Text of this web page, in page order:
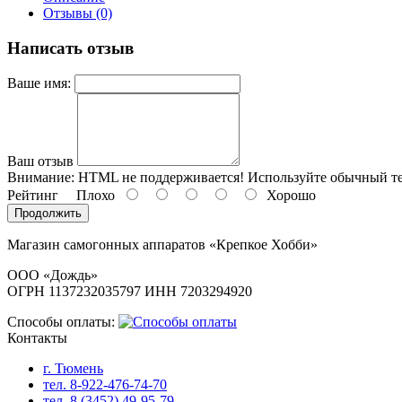
Отзывы (0)
Написать отзыв
Ваше имя:
Ваш отзыв
Внимание: HTML не поддерживается! Используйте обычный
Рейтинг Плохо Хорошо
Продолжить
Магазин самогонных аппаратов «Крепкое Хобби»
ООО «Дождь»
ОГРН 1137232035797 ИНН 7203294920
Способы оплаты:
Контакты
г. Тюмень
тел. 8-922-476-74-70